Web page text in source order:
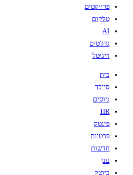
פרויקטים
טלקום
AI
גדג'טים
דיגיטל
בית
סייבר
גיוסים
HR
פינטק
פרטיות
חדשות
ענן
ביוטק